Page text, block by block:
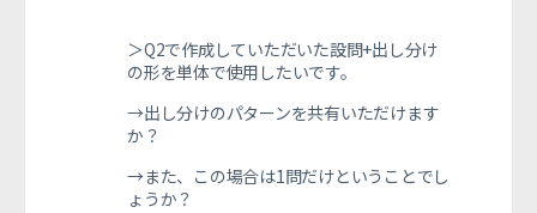
＞Q2で作成していただいた設問+出し分け
の形を単体で使用したいです。
→出し分けのパターンを共有いただけます
か？
→また、この場合は1問だけということでし
ょうか？